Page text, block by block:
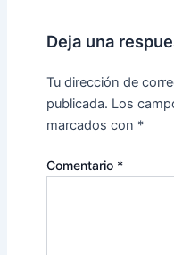
Deja una
Tu dirección de
publicada. Los
marcados con *
Comentario *